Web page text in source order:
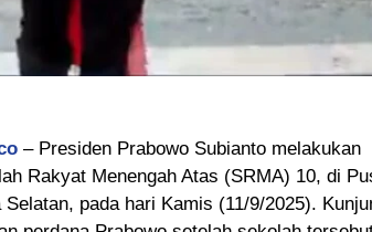
– Presiden Prabowo Subianto melakukan
Rakyat Menengah Atas (SRMA) 10, di
pada hari Kamis (11/9/2025).